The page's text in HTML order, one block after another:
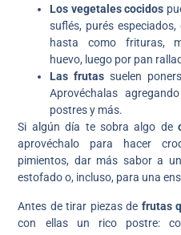
Los vegetales cocidos
suflés, purés
hasta como frituras,
huevo, luego por pan
Las frutas suelen
Aprovéchalas
postres y más.
Si algún día te sobra algo de
aprovéchalo para hacer
pimientos, dar más sabor a
estofado o, incluso, para una
Antes de tirar piezas de frutas
con ellas un rico postre: